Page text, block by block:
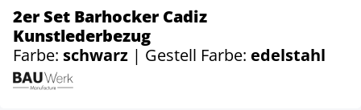
2er Set Barhocker Cadiz
Kunstlederbezug
Farbe: schwarz | Gestell Farbe: edelstahl